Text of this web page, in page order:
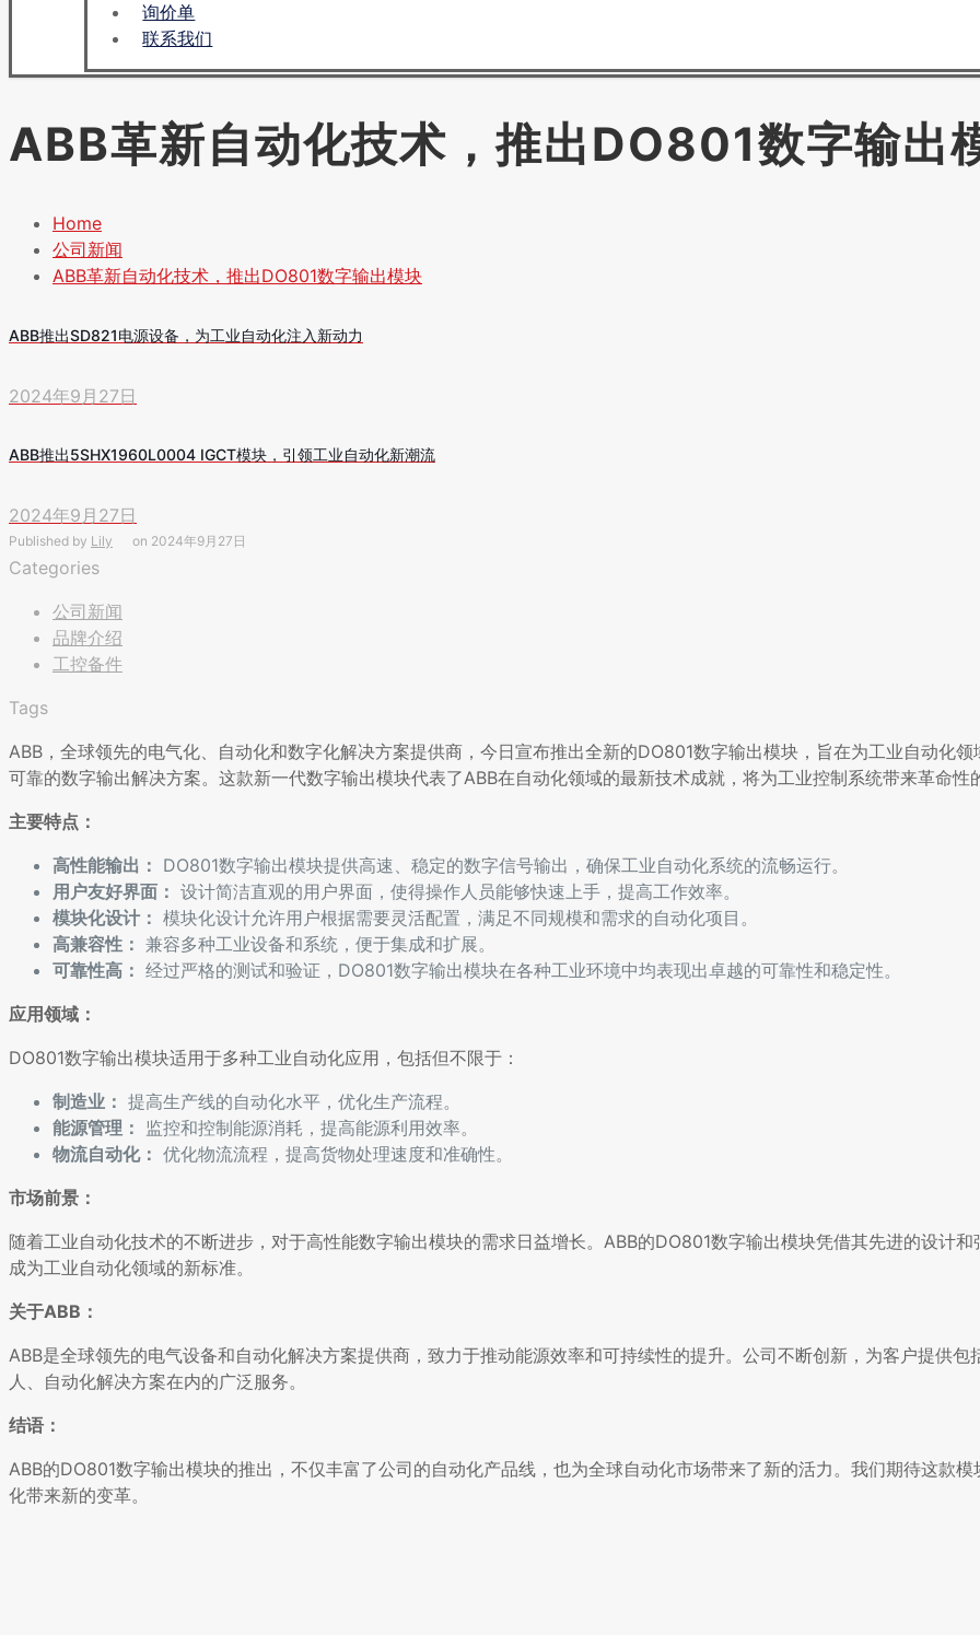
询价单
联系我们
ABB革新自动化技术，推出DO801数字输出
Home
公司新闻
ABB革新自动化技术，推出DO801数字输出模块
ABB推出SD821电源设备，为工业自动化注入新动力
2024年9月27日
ABB推出5SHX1960L0004 IGCT模块，引领工业自动化新潮流
2024年9月27日
Published by Lily on 2024年9月27日
Categories
公司新闻
品牌介绍
工控备件
Tags
ABB，全球领先的电气化、自动化和数字化解决方案提供商，今日宣布推出全新的DO801数字输出模块，旨在为工业自动化
可靠的数字输出解决方案。这款新一代数字输出模块代表了ABB在自动化领域的最新技术成就，将为工业控制系统带来革命性
主要特点：
高性能输出： DO801数字输出模块提供高速、稳定的数字信号输出，确保工业自动化系统的流畅运行。
用户友好界面： 设计简洁直观的用户界面，使得操作人员能够快速上手，提高工作效率。
模块化设计： 模块化设计允许用户根据需要灵活配置，满足不同规模和需求的自动化项目。
高兼容性： 兼容多种工业设备和系统，便于集成和扩展。
可靠性高： 经过严格的测试和验证，DO801数字输出模块在各种工业环境中均表现出卓越的可靠性和稳定性。
应用领域：
DO801数字输出模块适用于多种工业自动化应用，包括但不限于：
制造业： 提高生产线的自动化水平，优化生产流程。
能源管理：
监控和控制能源消耗，提高能源利用效率。
物流自动化： 优化物流流程，提高货物处理速度和准确性。
市场前景：
随着工业自动化技术的不断进步，对于高性能数字输出模块的需求日益增长。ABB的DO801数字输出模块凭借其先进的设计
成为工业自动化领域的新标准。
关于ABB：
ABB是全球领先的电气设备和自动化解决方案提供商，致力于推动能源效率和可持续性的提升。公司不断创新，为客户提供包
人、自动化解决方案在内的广泛服务。
结语：
ABB的DO801数字输出模块的推出，不仅丰富了公司的自动化产品线，也为全球自动化市场带来了新的活力。我们期待这款
化带来新的变革。